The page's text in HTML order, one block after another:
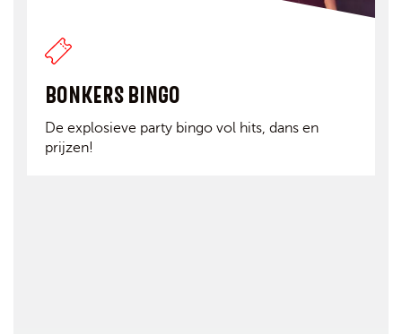
BONKERS BINGO
De explosieve party bingo vol hits, dans en
prijzen!